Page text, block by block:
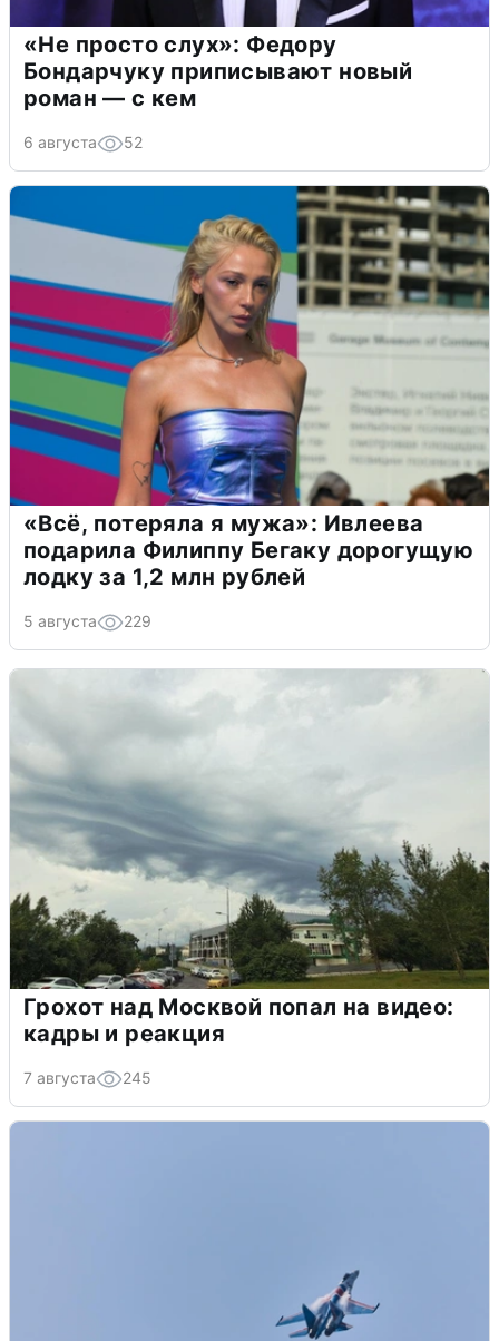
«Не просто слух»: Федору
Бондарчуку приписывают новый
роман — с кем
6 августа 52
«Всё, потеряла я мужа»: Ивлеева
подарила Филиппу Бегаку дорогущую
лодку за 1,2 млн рублей
5 августа 229
Грохот над Москвой попал на видео:
кадры и реакция
7 августа 245